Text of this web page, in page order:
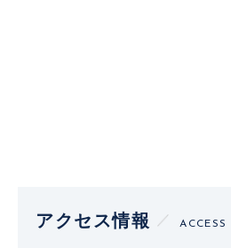
アクセス情報 ACCESS